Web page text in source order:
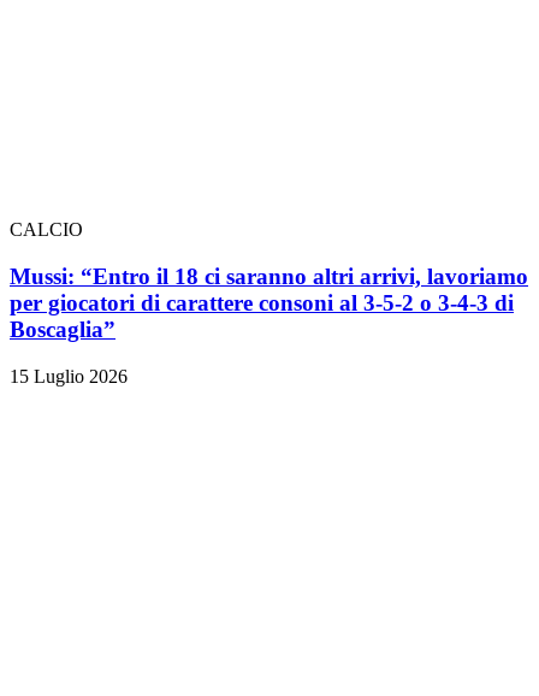
CALCIO
Mussi: “Entro il 18 ci saranno altri arrivi, lavoriamo
per giocatori di carattere consoni al 3-5-2 o 3-4-3 di
Boscaglia”
15 Luglio 2026